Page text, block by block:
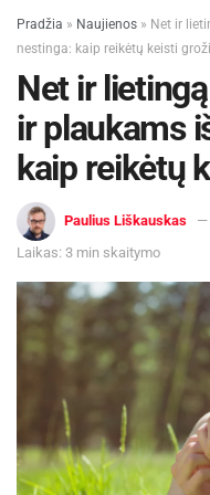
iškepti
2026-04-30
500 g agurkų;
1 šaukštelio
1 ryšulėlio laiškinių
1 vnt. svogūno;
1 šaukštelio imbiero
1 šaukšto šviesaus
2 šaukštų sezamo
1 šaukšto vyno acto;
5 šaukštų
2 šaukštų skrudintų
Pradžia » Naujienos » Net ir
nestinga: kaip reikėtų keisti
Net ir
ir plaukams
kaip reikėtų
Paulius Liškauskas
Laikas: 3 min skaitymo